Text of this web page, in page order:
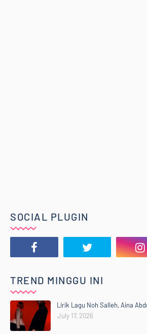
SOCIAL PLUGIN
TREND MINGGU INI
Lirik Lagu Noh Salleh, Aina
July 17, 2026